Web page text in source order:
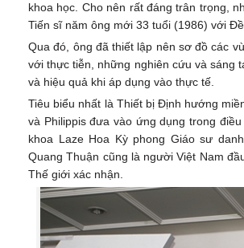
khoa học. Cho nên rất đáng trân trọng,
Tiến sĩ năm ông mới 33 tuổi (1986) với
Qua đó, ông đã thiết lập nên sơ đồ các
với thực tiễn, những nghiên cứu và sáng
và hiệu quả khi áp dụng vào thực tế.
Tiêu biểu nhất là Thiết bị Định hướng
và Philippis đưa vào ứng dụng trong
khoa Laze Hoa Kỳ phong Giáo sư
Quang Thuận cũng là người Việt Nam
Thế giới xác nhận.